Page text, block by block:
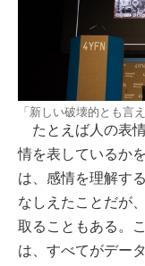
「新しい破壊的とも言
たとえば人の表
情を表しているか
は、感情を理解す
なしえたことだが
取ることもある。
は、すべてがデー